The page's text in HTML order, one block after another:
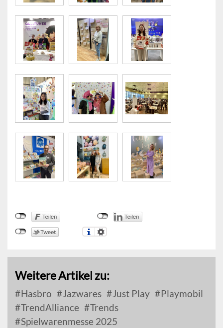
Weitere Artikel zu:
Hasbro Jazwares Just Play
Playmobil
TrendAlliance
Trends
Spielwarenmesse 2025